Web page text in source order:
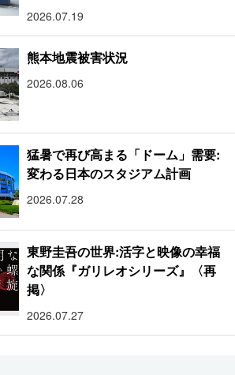
2026.07.19
熊本地震被害状況
2026.08.06
猛暑で再び高まる「ドーム」需要:
変わる日本のスタジアム計画
2026.07.28
東野圭吾の世界:活字と映像の幸福
な関係『ガリレオシリーズ』〈再
掲〉
2026.07.27